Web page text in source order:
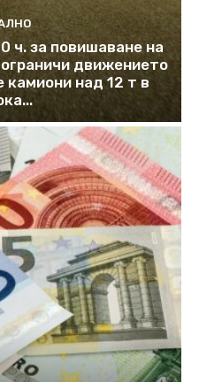
ч. за повишаване на
движението
над 12 т в